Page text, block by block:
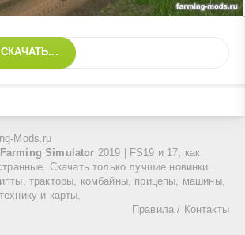
Mods.ru
Farming Simulator 2019 | FS19 и 17, как
Скачать только лучшие новинки.
тракторы, комбайны, прицепы, машины,
и карты.
Правила / Контакты